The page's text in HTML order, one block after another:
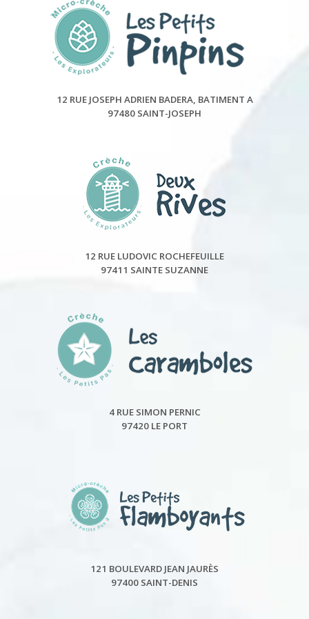
12 RUE JOSEPH ADRIEN BADERA, BATIMENT A
97480 SAINT-JOSEPH
12 RUE LUDOVIC ROCHEFEUILLE
97411 SAINTE SUZANNE
4 RUE SIMON PERNIC
97420 LE PORT
121 BOULEVARD JEAN JAURÈS
97400 SAINT-DENIS